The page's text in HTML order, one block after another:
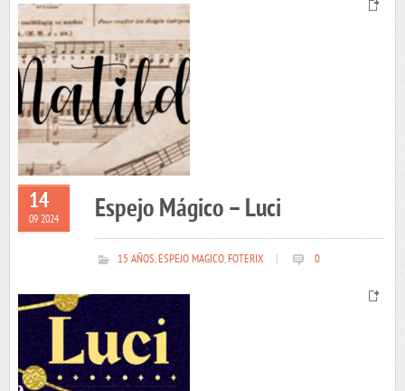
14
09 2024 Espejo Mágico – Luci
15 AÑOS,ESPEJO MAGICO,FOTERIX 0